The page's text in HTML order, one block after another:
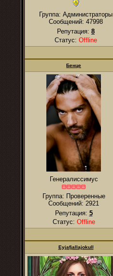
Группа: Администраторы
Сообщений: 47998
Репутация: 8
Статус: Offline
Бенце
Генералиссимус
Группа: Проверенные
Сообщений: 2921
Репутация: 5
Статус: Offline
Eyjafjallajokull